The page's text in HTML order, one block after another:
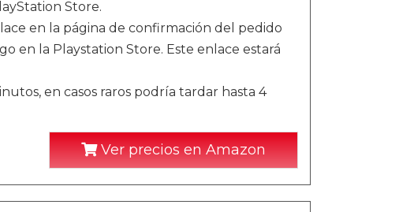
Store.
en la página de confirmación del pedido
en la Playstation Store. Este enlace estará
en casos raros podría tardar hasta 4
Ver precios en Amazon